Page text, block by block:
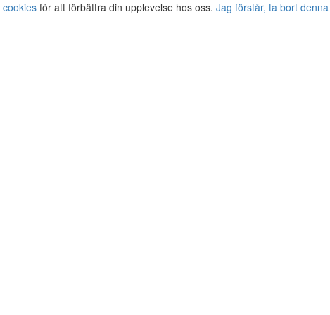
cookies för att förbättra din upplevelse hos oss. Jag förstår, ta bort